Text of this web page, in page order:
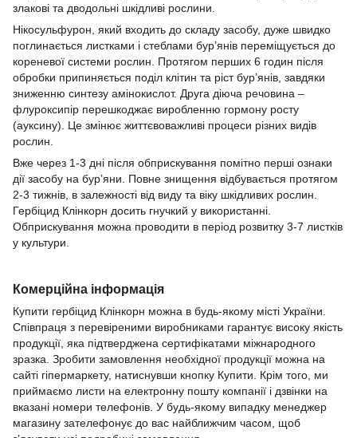
злакові та дводольні шкідливі рослини.
Нікосульфурон, який входить до складу засобу, дуже швидко
поглинається листками і стеблами бур’янів переміщується до
кореневої системи рослин. Протягом перших 6 годин після
обробки припиняється поділ клітин та ріст бур’янів, завдяки
зниженню синтезу амінокислот. Друга діюча речовина –
флуроксипір перешкоджає виробленню гормону росту
(ауксину). Це змінює життєвоважливі процеси різних видів
рослин.
Вже через 1-3 дні після обприскування помітно перші ознаки
дії засобу на бур’яни. Повне знищення відбувається протягом
2-3 тижнів, в залежності від виду та віку шкідливих рослин.
Гербіцид Клінкорн досить гнучкий у використанні.
Обприскування можна проводити в період розвитку 3-7 листків
у культури.
Комерційна інформація
Купити гербіцид Клінкорн можна в будь-якому місті України.
Співпраця з перевіреними виробниками гарантує високу якість
продукції, яка підтверджена сертифікатами міжнародного
зразка. Зробити замовлення необхідної продукції можна на
сайті гіпермаркету, натиснувши кнопку Купити. Крім того, ми
приймаємо листи на електронну пошту компанії і дзвінки на
вказані номери телефонів. У будь-якому випадку менеджер
магазину зателефонує до вас найближчим часом, щоб